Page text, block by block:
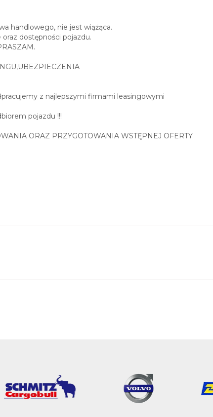
handlowego, nie jest wiążąca.
dostępności pojazdu.
z najlepszymi firmami leasingowymi
pojazdu !!!
ORAZ PRZYGOTOWANIA WSTĘPNEJ OFERTY